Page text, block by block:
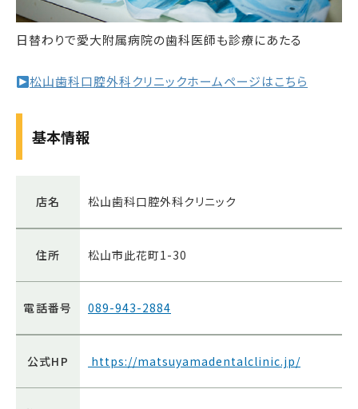
日替わりで愛大附属病院の歯科医師も診療にあたる
松山歯科口腔外科クリニックホームページはこちら
基本情報
店名 松山歯科口腔外科クリニック
住所 松山市此花町1-30
電話番号 089-943-2884
公式HP https://matsuyamadentalclinic.jp/